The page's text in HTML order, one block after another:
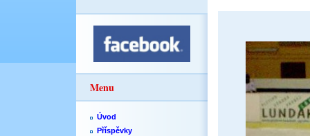
Menu
Úvod
Příspěvky